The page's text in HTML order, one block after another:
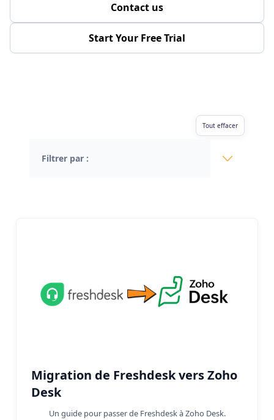
Start Your Free Trial
Contact us
Tout effacer
Filtrer par :
Migration de Freshdesk vers Zoho
Desk
Un guide pour passer de Freshdesk à Zoho Desk.